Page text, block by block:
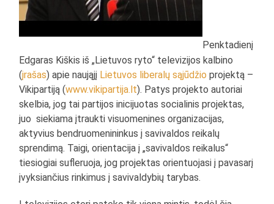
Penktadienį
Edgaras Kiškis iš „Lietuvos ryto“ televizijos kalbino
(įrašas) apie naująjį Lietuvos liberalų sąjūdžio projektą –
Vikipartiją (www.vikipartija.lt). Patys projekto autoriai
skelbia, jog tai partijos inicijuotas socialinis projektas,
juo siekiama įtraukti visuomenines organizacijas,
aktyvius bendruomenininkus į savivaldos reikalų
sprendimą. Taigi, orientacija į „savivaldos reikalus“
tiesiogiai sufleruoja, jog projektas orientuojasi į pavasarį
įvyksiančius rinkimus į savivaldybių tarybas.